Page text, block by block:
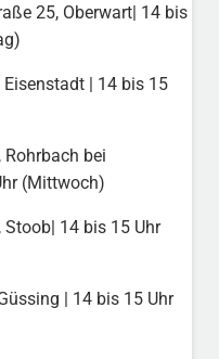
25, Oberwart| 14 bis
Eisenstadt | 14 bis 15
bei
(Mittwoch)
Stoob| 14 bis 15 Uhr
| 14 bis 15 Uhr